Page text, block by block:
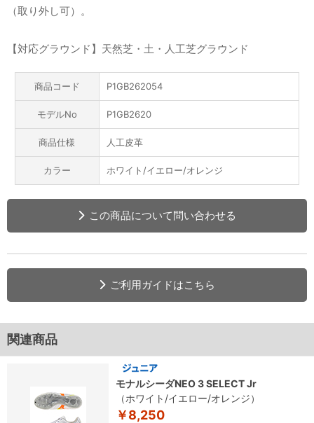
（取り外し可）。
【対応グラウンド】天然芝・土・人工芝グラウンド
商品コード P1GB262054
モデルNo P1GB2620
商品仕様 人工皮革
カラー ホワイト/イエロー/オレンジ
この商品について問い合わせる
ご利用ガイドはこちら
関連商品
モナルシーダNEO 3 SELECT Jr
（ホワイト/イエロー/オレンジ）
￥8,250